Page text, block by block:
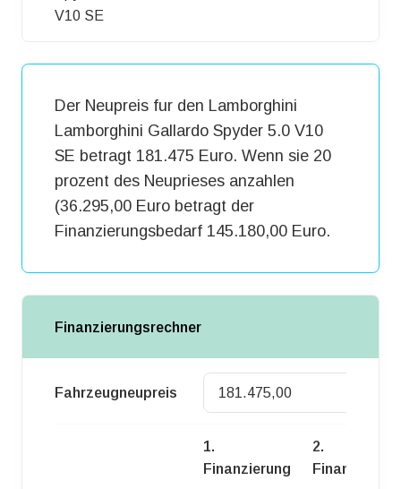
V10 SE
Der Neupreis fur den Lamborghini
Lamborghini Gallardo Spyder 5.0 V10
SE betragt 181.475 Euro. Wenn sie 20
prozent des Neuprieses anzahlen
(36.295,00 Euro betragt der
Finanzierungsbedarf 145.180,00 Euro.
Finanzierungsrechner
Fahrzeugneupreis
1.
Finanzierung
2.
Finanzierung